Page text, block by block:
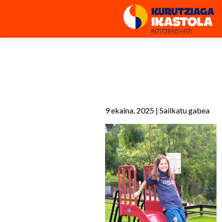
9 ekaina, 2025 | Sailkatu gabea